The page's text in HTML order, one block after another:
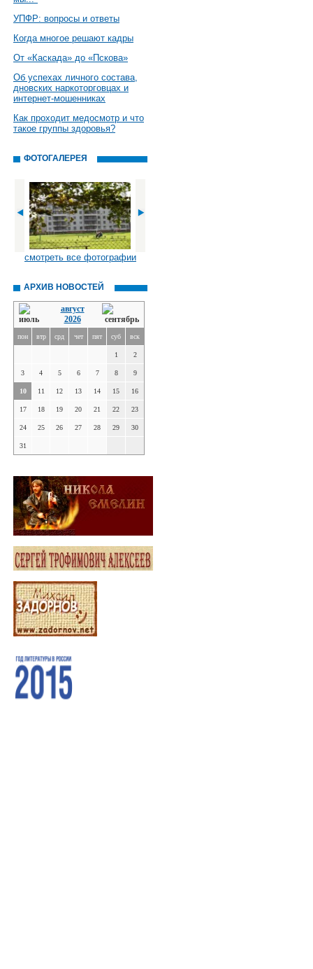
УПФР: вопросы и ответы
Когда многое решают кадры
От «Каскада» до «Пскова»
Об успехах личного состава,
дновских наркоторговцах и
интернет-мошенниках
Как проходит медосмотр и что
такое группы здоровья?
ФОТОГАЛЕРЕЯ
смотреть все фотографии
АРХИВ НОВОСТЕЙ
август
2026
пон втр срд чет пят суб вск
1 2
3 4 5 6 7 8 9
10 11 12 13 14 15 16
17 18 19 20 21 22 23
24 25 26 27 28 29 30
31